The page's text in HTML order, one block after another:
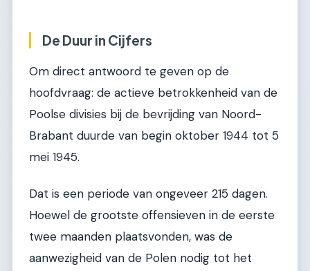
De Duur in Cijfers
Om direct antwoord te geven op de
hoofdvraag: de actieve betrokkenheid van de
Poolse divisies bij de bevrijding van Noord-
Brabant duurde van begin oktober 1944 tot 5
mei 1945.
Dat is een periode van ongeveer 215 dagen.
Hoewel de grootste offensieven in de eerste
twee maanden plaatsvonden, was de
aanwezigheid van de Polen nodig tot het